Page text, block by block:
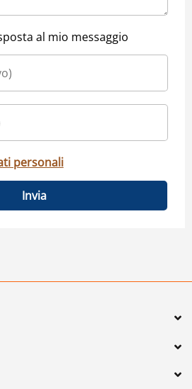
al mio messaggio
personali
Invia